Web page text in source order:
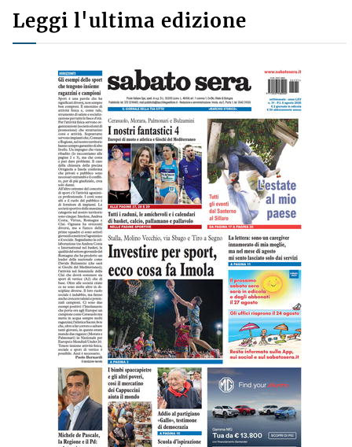
Leggi l'ultima edizione